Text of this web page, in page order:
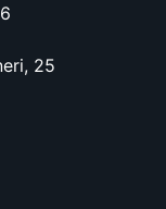
25